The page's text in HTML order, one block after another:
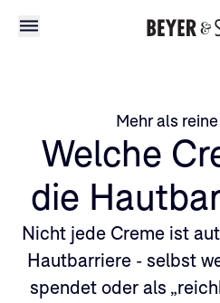
Mehr als
Welche
die
Nicht jede Creme ist
Hautbarriere - selbst
spendet oder als